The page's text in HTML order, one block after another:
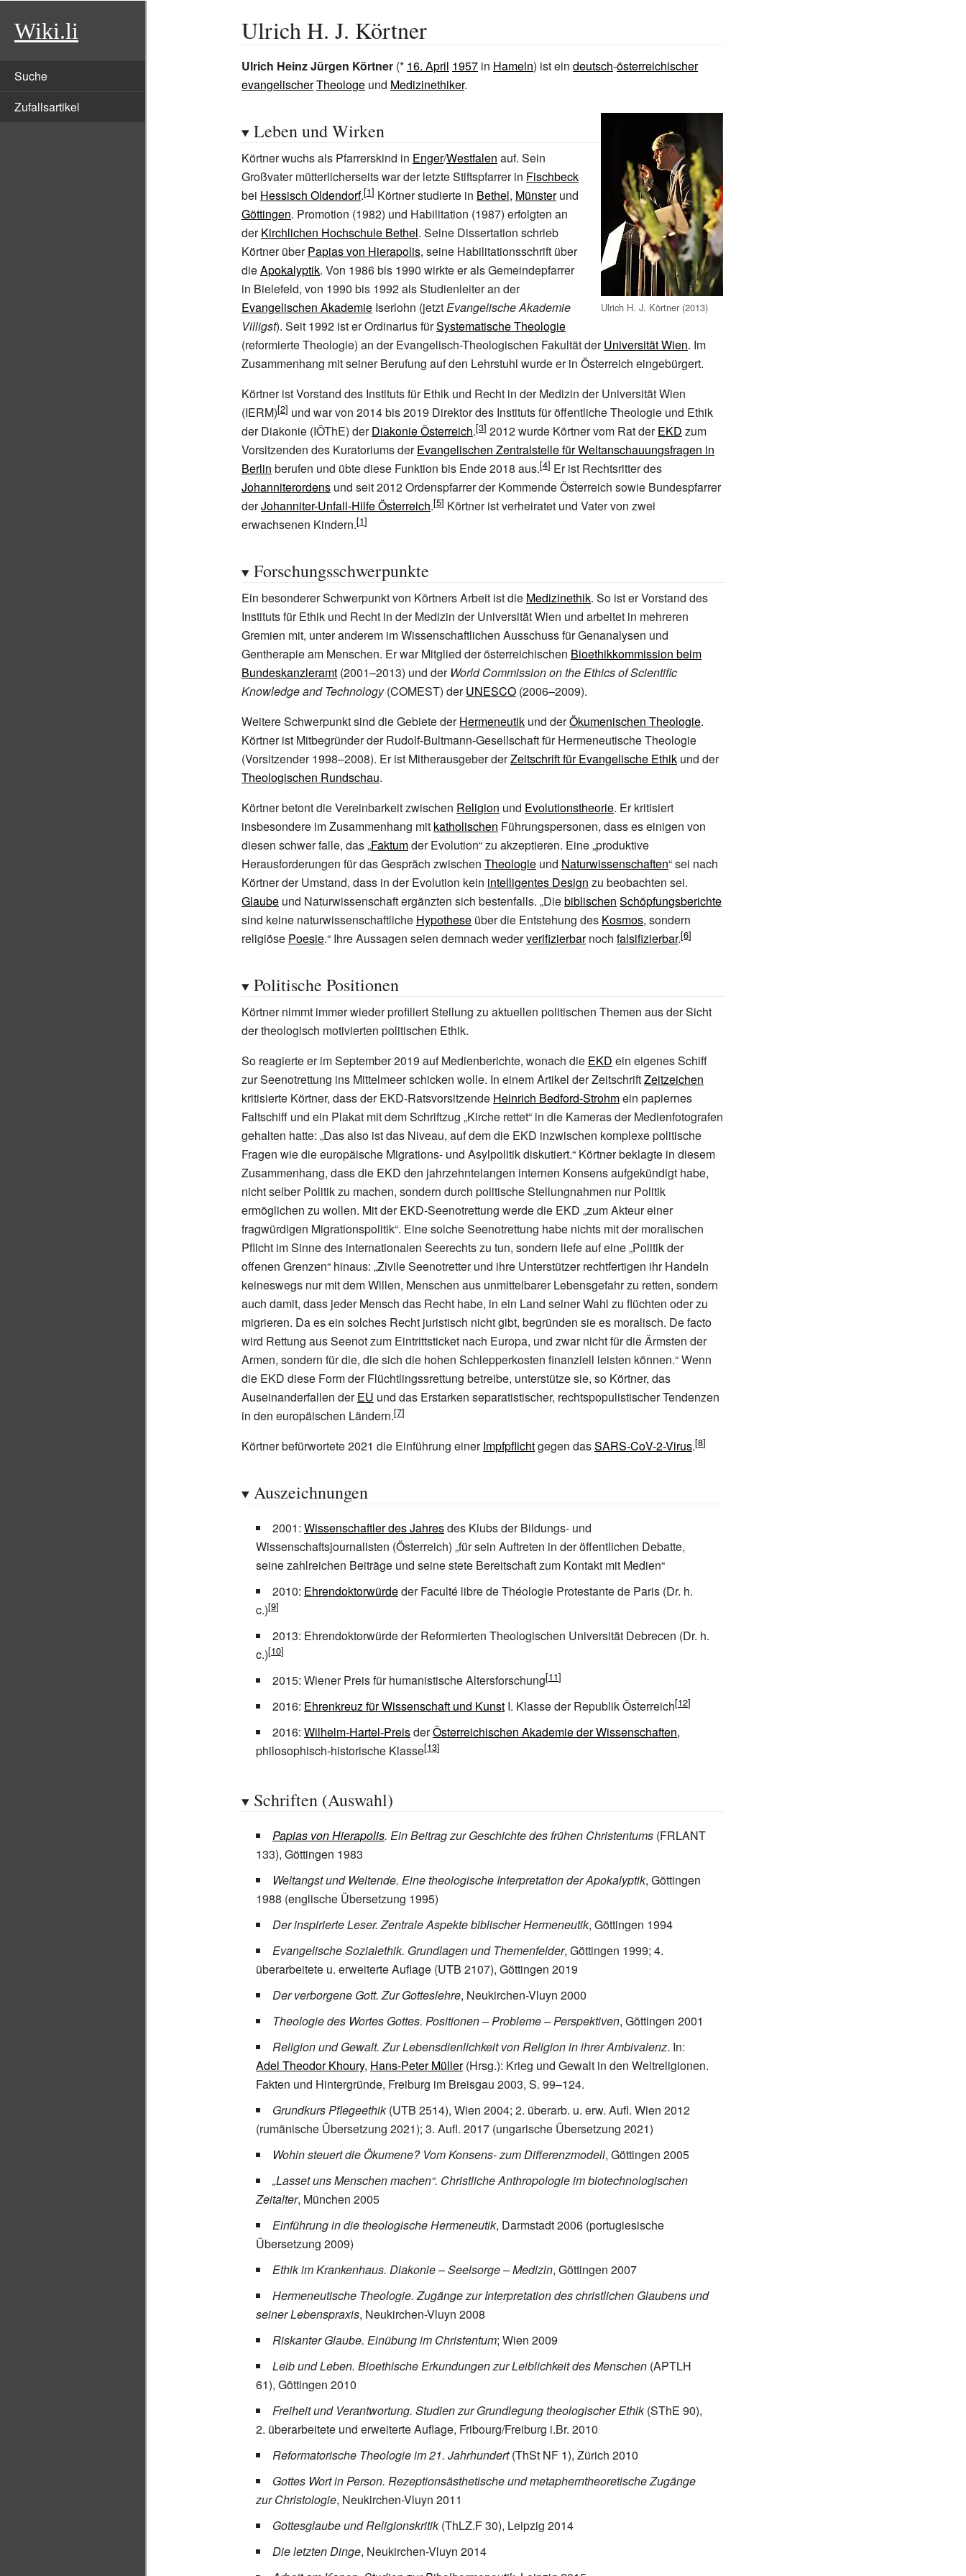
Wiki.li
Suche
Zufallsartikel
Ulrich H. J. Körtner
Ulrich Heinz Jürgen Körtner (* 16. April 1957 in Hameln) ist ein deutsch-österreichischer
evangelischerTheologe und Medizinethiker.
Ulrich H. J. Körtner (2013)
Leben und Wirken
Körtner wuchs als Pfarrerskind in Enger/Westfalen auf. Sein
Großvater mütterlicherseits war der letzte Stiftspfarrer in Fischbeck
bei Hessisch Oldendorf. Körtner studierte in Bethel, Münsterund
Göttingen. Promotion (1982) und Habilitation (1987) erfolgten an
derKirchlichen Hochschule Bethel. Seine Dissertation schrieb
Körtner überPapias von Hierapolis, seine Habilitationsschrift über
dieApokalyptik. Von 1986 bis 1990 wirkte er als Gemeindepfarrer
in Bielefeld, von 1990 bis 1992 als Studienleiter an der
Evangelischen Akademie Iserlohn (jetztEvangelische Akademie
Villigst). Seit 1992 ist er Ordinarius fürSystematische Theologie
(reformierte Theologie) an der Evangelisch-Theologischen Fakultät derUniversität Wien. Im
Zusammenhang mit seiner Berufung auf den Lehrstuhl wurde er in Österreich eingebürgert.
Körtner ist Vorstand des Instituts für Ethik und Recht in der Medizin der Universität Wien
(IERM)
und war von 2014 bis 2019 Direktor des Instituts für öffentliche Theologie und Ethik
der Diakonie (IÖThE) derDiakonie Österreich. 2012 wurde Körtner vom Rat derEKD zum
Vorsitzenden des Kuratoriums derEvangelischen Zentralstelle für Weltanschauungsfragen in
Berlin berufen und übte diese Funktion bis Ende 2018 aus.
Er ist Rechtsritter des
Johanniterordens und seit 2012 Ordenspfarrer der Kommende Österreich sowie Bundespfarrer
derJohanniter-Unfall-Hilfe Österreich.
Körtner ist verheiratet und Vater von zwei
erwachsenen Kindern.
Forschungsschwerpunkte
Ein besonderer Schwerpunkt von Körtners Arbeit ist die Medizinethik. So ist er Vorstand des
Instituts für Ethik und Recht in der Medizin der Universität Wien und arbeitet in mehreren
Gremien mit, unter anderem im Wissenschaftlichen Ausschuss für Genanalysen und
Gentherapie am Menschen. Er war Mitglied der österreichischen Bioethikkommission beim
Bundeskanzleramt (2001–2013) und der World Commission on the Ethics of Scientific
Knowledge and Technology(COMEST) derUNESCO (2006–2009).
Weitere Schwerpunkt sind die Gebiete derHermeneutik und derÖkumenischen Theologie.
Körtner ist Mitbegründer der Rudolf-Bultmann-Gesellschaft für Hermeneutische Theologie
(Vorsitzender 1998–2008). Er ist Mitherausgeber derZeitschrift für Evangelische Ethik und der
Theologischen Rundschau.
Körtner betont die Vereinbarkeit zwischen Religion und Evolutionstheorie. Er kritisiert
insbesondere im Zusammenhang mit katholischen Führungspersonen, dass es einigen von
diesen schwer falle, das „Faktumder Evolution“ zu akzeptieren. Eine „produktive
Herausforderungen für das Gespräch zwischen Theologie und Naturwissenschaften“ sei nach
Körtner der Umstand, dass in der Evolution kein intelligentes Design zu beobachten sei.
Glaube und Naturwissenschaft ergänzten sich bestenfalls. „Diebiblischen Schöpfungsberichte
sind keine naturwissenschaftliche Hypothese über die Entstehung des Kosmos, sondern
religiöse Poesie.“ Ihre Aussagen seien demnach wederverifizierbarnoch falsifizierbar.
Politische Positionen
Körtner nimmt immer wieder profiliert Stellung zu aktuellen politischen Themen aus der Sicht
der theologisch motivierten politischen Ethik.
So reagierte er im September 2019 auf Medienberichte, wonach die EKD ein eigenes Schiff
zur Seenotrettung ins Mittelmeer schicken wolle. In einem Artikel der ZeitschriftZeitzeichen
kritisierte Körtner, dass der EKD-Ratsvorsitzende Heinrich Bedford-Strohmein papiernes
Faltschiff und ein Plakat mit dem Schriftzug „Kirche rettet“ in die Kameras der Medienfotografen
gehalten hatte: „Das also ist das Niveau, auf dem die EKD inzwischen komplexe politische
Fragen wie die europäische Migrations- und Asylpolitik diskutiert.“ Körtner beklagte in diesem
Zusammenhang, dass die EKD den jahrzehntelangen internen Konsens aufgekündigt habe,
nicht selber Politik zu machen, sondern durch politische Stellungnahmen nur Politik
ermöglichen zu wollen. Mit der EKD-Seenotrettung werde die EKD „zum Akteur einer
fragwürdigen Migrationspolitik“. Eine solche Seenotrettung habe nichts mit der moralischen
Pflicht im Sinne des internationalen Seerechts zu tun, sondern liefe auf eine „Politik der
offenen Grenzen“ hinaus: „Zivile Seenotretter und ihre Unterstützer rechtfertigen ihr Handeln
keineswegs nur mit dem Willen, Menschen aus unmittelbarer Lebensgefahr zu retten, sondern
auch damit, dass jeder Mensch das Recht habe, in ein Land seiner Wahl zu flüchten oder zu
migrieren. Da es ein solches Recht juristisch nicht gibt, begründen sie es moralisch. De facto
wird Rettung aus Seenot zum Eintrittsticket nach Europa, und zwar nicht für die Ärmsten der
Armen, sondern für die, die sich die hohen Schlepperkosten finanziell leisten können.“ Wenn
die EKD diese Form der Flüchtlingssrettung betreibe, unterstütze sie, so Körtner, das
Auseinanderfallen derEU und das Erstarken separatistischer, rechtspopulistischer Tendenzen
in den europäischen Ländern.
Körtner befürwortete 2021 die Einführung einerImpfpflichtgegen dasSARS-CoV-2-Virus.
Auszeichnungen
2001: Wissenschaftler des Jahresdes Klubs der Bildungs- und
Wissenschaftsjournalisten (Österreich) „für sein Auftreten in der öffentlichen Debatte,
seine zahlreichen Beiträge und seine stete Bereitschaft zum Kontakt mit Medien“
2010: Ehrendoktorwürdeder Faculté libre de Théologie Protestante de Paris (Dr. h.
c.)
2013: Ehrendoktorwürde der Reformierten Theologischen Universität Debrecen (Dr. h.
c.)
2015: Wiener Preis für humanistische Altersforschung
2016: Ehrenkreuz für Wissenschaft und Kunst I. Klasse der Republik Österreich
2016: Wilhelm-Hartel-PreisderÖsterreichischen Akademie der Wissenschaften,
philosophisch-historische Klasse
Schriften (Auswahl)
Papias von Hierapolis. Ein Beitrag zur Geschichte des frühen Christentums (FRLANT
133), Göttingen 1983
Weltangst und Weltende. Eine theologische Interpretation der Apokalyptik, Göttingen
1988 (englische Übersetzung 1995)
Der inspirierte Leser. Zentrale Aspekte biblischer Hermeneutik, Göttingen 1994
Evangelische Sozialethik. Grundlagen und Themenfelder, Göttingen 1999; 4.
überarbeitete u. erweiterte Auflage (UTB 2107), Göttingen 2019
Der verborgene Gott. Zur Gotteslehre, Neukirchen-Vluyn 2000
Theologie des Wortes Gottes. Positionen – Probleme – Perspektiven, Göttingen 2001
Religion und Gewalt. Zur Lebensdienlichkeit von Religion in ihrer Ambivalenz. In:
Adel Theodor Khoury, Hans-Peter Müller(Hrsg.): Krieg und Gewalt in den Weltreligionen.
Fakten und Hintergründe, Freiburg im Breisgau 2003, S. 99–124.
Grundkurs Pflegeethik(UTB 2514), Wien 2004; 2. überarb. u. erw. Aufl. Wien 2012
(rumänische Übersetzung 2021); 3. Aufl. 2017 (ungarische Übersetzung 2021)
Wohin steuert die Ökumene? Vom Konsens- zum Differenzmodell, Göttingen 2005
„Lasset uns Menschen machen“. Christliche Anthropologie im biotechnologischen
Zeitalter, München 2005
Einführung in die theologische Hermeneutik, Darmstadt 2006 (portugiesische
Übersetzung 2009)
Ethik im Krankenhaus. Diakonie – Seelsorge – Medizin, Göttingen 2007
Hermeneutische Theologie. Zugänge zur Interpretation des christlichen Glaubens und
seiner Lebenspraxis, Neukirchen-Vluyn 2008
Riskanter Glaube. Einübung im Christentum; Wien 2009
Leib und Leben. Bioethische Erkundungen zur Leiblichkeit des Menschen (APTLH
61), Göttingen 2010
Freiheit und Verantwortung. Studien zur Grundlegung theologischer Ethik(SThE 90),
2. überarbeitete und erweiterte Auflage, Fribourg/Freiburg i.Br. 2010
Reformatorische Theologie im 21. Jahrhundert(ThSt NF 1), Zürich 2010
Gottes Wort in Person. Rezeptionsästhetische und metapherntheoretische Zugänge
zur Christologie, Neukirchen-Vluyn 2011
Gottesglaube und Religionskritik(ThLZ.F 30), Leipzig 2014
Die letzten Dinge, Neukirchen-Vluyn 2014